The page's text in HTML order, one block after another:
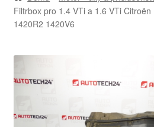
Celosvětová doprava
Filtrbox pro 1.4 VTi a 1.6 VTi
1420R2 1420V6